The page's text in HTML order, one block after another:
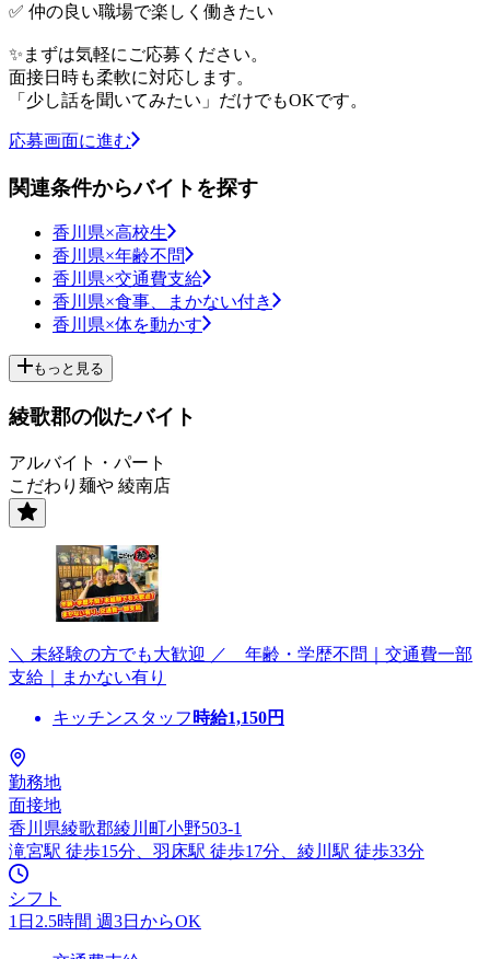
✅ 仲の良い職場で楽しく働きたい
✨まずは気軽にご応募ください。
面接日時も柔軟に対応します。
「少し話を聞いてみたい」だけでもOKです。
応募画面に進む
関連条件からバイトを探す
香川県×高校生
香川県×年齢不問
香川県×交通費支給
香川県×食事、まかない付き
香川県×体を動かす
もっと見る
綾歌郡の似たバイト
アルバイト・パート
こだわり麺や 綾南店
＼ 未経験の方でも大歓迎 ／ 年齢・学歴不問｜交通費一部
支給｜まかない有り
キッチンスタッフ 時給1,150円
勤務地
面接地
香川県綾歌郡綾川町小野503-1
滝宮駅 徒歩15分、羽床駅 徒歩17分、綾川駅 徒歩33分
シフト
1日2.5時間 週3日からOK